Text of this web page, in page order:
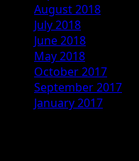
August 2018
July 2018
June 2018
May 2018
October 2017
September 2017
January 2017